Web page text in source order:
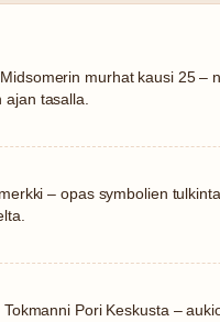
murhat kausi 25 –
ajan tasalla.
– opas symbolien
Pori Keskusta –